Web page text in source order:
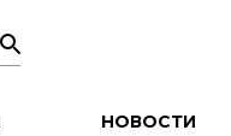
НОВОСТИ